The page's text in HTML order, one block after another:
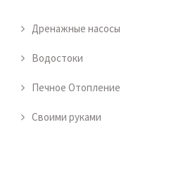
Дренажные насосы
Водостоки
Печное Отопление
Своими руками